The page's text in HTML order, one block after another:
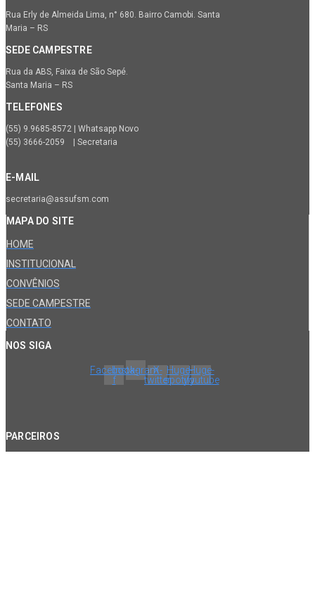
Rua Erly de Almeida Lima, n° 680. Bairro Camobi. Santa
Maria – RS
SEDE CAMPESTRE
Rua da ABS, Faixa de São Sepé.
Santa Maria – RS
TELEFONES
(55) 9.9685-8572 | Whatsapp Novo
(55) 3666-2059 | Secretaria
E-MAIL
secretaria@assufsm.com
MAPA DO SITE
HOME
INSTITUCIONAL
CONVÊNIOS
SEDE CAMPESTRE
CONTATO
NOS SIGA
Facebook-
f
InstagramX-
twitter
Huge-
spotify
Huge-
youtube
PARCEIROS